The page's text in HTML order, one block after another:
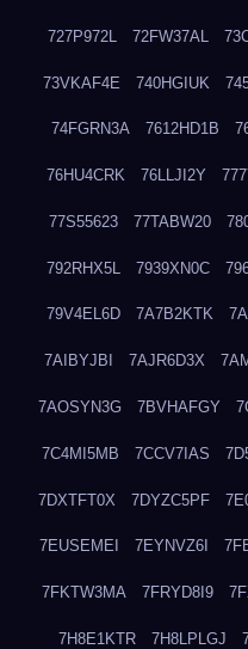
727P972L 72FW37AL
73VKAF4E 740HGIUK
74FGRN3A 7612HD1B
76HU4CRK 76LLJI2Y
77S55623 77TABW20
792RHX5L 7939XN0C
79V4EL6D 7A7B2KTK
7AIBYJBI 7AJR6D3X
7AOSYN3G 7BVHAFGY
7C4MI5MB 7CCV7IAS
7DXTFT0X 7DYZC5PF
7EUSEMEI 7EYNVZ6I
7FKTW3MA 7FRYD8I9
7H8E1KTR 7H8LPLGJ